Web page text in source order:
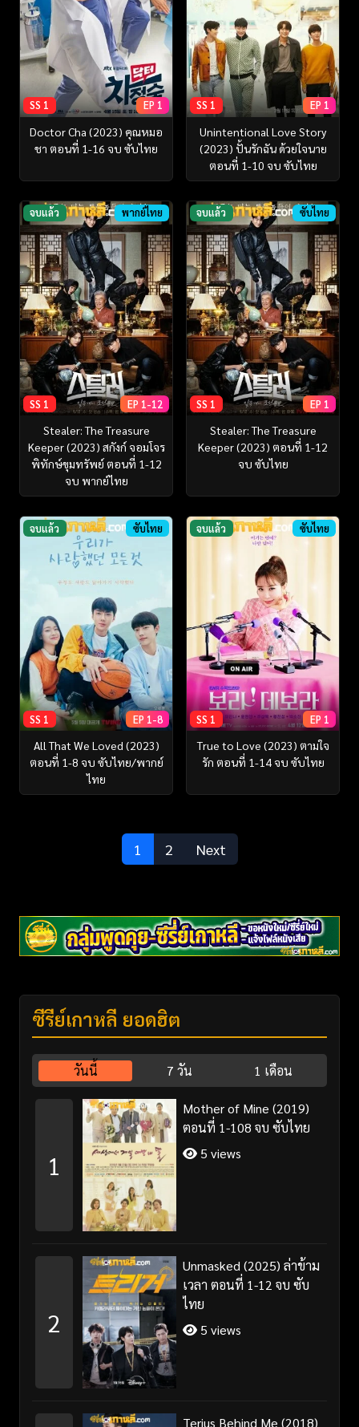
SS 1 EP 1
Doctor Cha (2023) คุณหมอ
ชา ตอนที่ 1-16 จบ ซับไทย
SS 1 EP 1
Unintentional Love Story
(2023) ปั้นรักฉัน ด้วยใจนาย
ตอนที่ 1-10 จบ ซับไทย
จบแล้ว พากย์ไทย
SS 1 EP 1-12
Stealer: The Treasure
Keeper (2023) สกังก์ จอมโจร
พิทักษ์ขุมทรัพย์ ตอนที่ 1-12
จบ พากย์ไทย
จบแล้ว ซับไทย
SS 1 EP 1
Stealer: The Treasure
Keeper (2023) ตอนที่ 1-12
จบ ซับไทย
จบแล้ว ซับไทย
SS 1 EP 1-8
All That We Loved (2023)
ตอนที่ 1-8 จบ ซับไทย/พากย์
ไทย
จบแล้ว ซับไทย
SS 1 EP 1
True to Love (2023) ตามใจ
รัก ตอนที่ 1-14 จบ ซับไทย
1 2 Next
ซีรี่ย์เกาหลี ยอดฮิต
วันนี้ 7 วัน 1 เดือน
1
Mother of Mine (2019)
ตอนที่ 1-108 จบ ซับไทย
5 views
2
Unmasked (2025) ล่าข้าม
เวลา ตอนที่ 1-12 จบ ซับ
ไทย
5 views
Terius Behind Me (2018)